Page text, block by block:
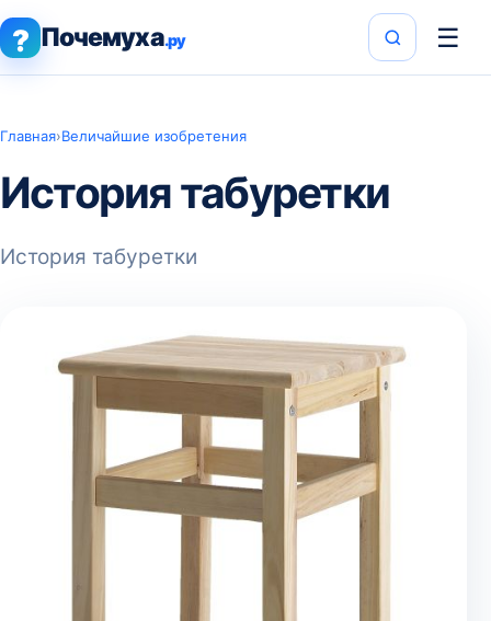
? Почемуха.ру ☰
Главная›Величайшие изобретения
История табуретки
История табуретки